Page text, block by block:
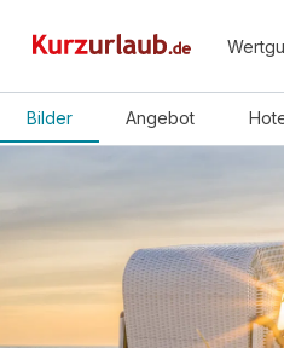
Bilder Angebot